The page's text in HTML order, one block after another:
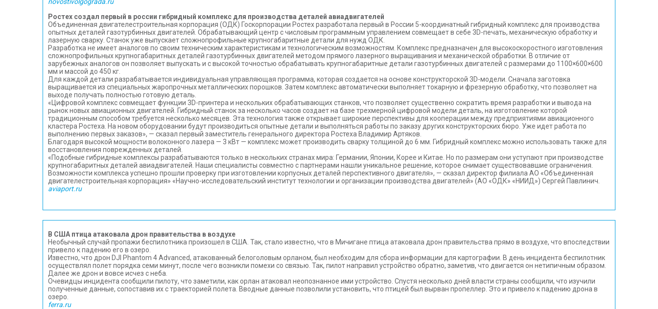
Ростех создал первый в россии гибридный комплекс для производства деталей авиадвигателей
Объединенная двигателестроительная корпорация (ОДК) Госкорпорации Ростех разработала первый в России 5-координатный гибридный комплекс для производства
опытных деталей газотурбинных двигателей. Обрабатывающий центр с числовым программным управлением совмещает в себе 3D-печать, механическую обработку и
лазерную сварку. Станок уже выпускает сложнопрофильные крупногабаритные детали для нужд ОДК.
Разработка не имеет аналогов по своим техническим характеристикам и технологическим возможностям. Комплекс предназначен для высокоскоростного изготовления
сложнопрофильных крупногабаритных деталей газотурбинных двигателей методом прямого лазерного выращивания и механической обработки. В отличие от
зарубежных аналогов он позволяет выпускать и с высокой точностью обрабатывать крупногабаритные детали газотурбинных двигателей с размерами до 1100×600×600
мм и массой до 450 кг.
Для каждой детали разрабатывается индивидуальная управляющая программа, которая создается на основе конструкторской 3D-модели. Сначала заготовка
выращивается из специальных жаропрочных металлических порошков. Затем комплекс автоматически выполняет токарную и фрезерную обработку, что позволяет на
выходе получать полностью готовую деталь.
«Цифровой комплекс совмещает функции 3D-принтера и нескольких обрабатывающих станков, что позволяет существенно сократить время разработки и вывода на
рынок новых авиационных двигателей. Гибридный станок за несколько часов создает на базе трехмерной цифровой модели деталь, на изготовление которой
традиционным способом требуется несколько месяцев. Эта технология также открывает широкие перспективы для кооперации между предприятиями авиационного
кластера Ростеха. На новом оборудовании будут производиться опытные детали и выполняться работы по заказу других конструкторских бюро. Уже идет работа по
выполнению первых заказов», — сказал первый заместитель генерального директора Ростеха Владимир Артяков.
Благодаря высокой мощности волоконного лазера — 3 кВт — комплекс может производить сварку толщиной до 6 мм. Гибридный комплекс можно использовать также для
восстановления поврежденных деталей.
«Подобные гибридные комплексы разрабатываются только в нескольких странах мира: Германии, Японии, Корее и Китае. Но по размерам они уступают при производстве
крупногабаритных деталей авиадвигателей. Наши специалисты совместно с партнерами нашли уникальное решение, которое снимает существовавшие ограничения.
Возможности комплекса успешно прошли проверку при изготовлении корпусных деталей перспективного двигателя», — сказал директор филиала АО «Объединенная
двигателестроительная корпорация» «Научно-исследовательский институт технологии и организации производства двигателей» (АО «ОДК» «НИИД») Сергей Павлинич.
aviaport.ru
В США птица атаковала дрон правительства в воздухе
Необычный случай пропажи беспилотника произошел в США. Так, стало известно, что в Мичигане птица атаковала дрон правительства прямо в воздухе, что впоследствии
привело к падению его в озеро.
Известно, что дрон DJI Phantom 4 Advanced, атакованный белоголовым орланом, был необходим для сбора информации для картографии. В день инцидента беспилотник
осуществлял полет порядка семи минут, после чего возникли помехи со связью. Так, пилот направил устройство обратно, заметив, что двигается он нетипичным образом.
Далее же дрон и вовсе исчез с неба.
Очевидцы инцидента сообщили пилоту, что заметили, как орлан атаковал неопознанное ими устройство. Спустя несколько дней власти страны сообщили, что изучили
полученные данные, сопоставив их с траекторией полета. Вводные данные позволили установить, что птицей был вырван пропеллер. Это и привело к падению дрона в
озеро.
ferra.ru